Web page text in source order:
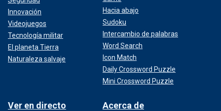
Innovación
Videojuegos
Tecnología militar
El planeta Tierra
Naturaleza salvaje
Hacia abajo
Sudoku
Intercambio de palabras
Word Search
Icon Match
Daily Crossword Puzzle
Mini Crossword Puzzle
Ver en directo Acerca de